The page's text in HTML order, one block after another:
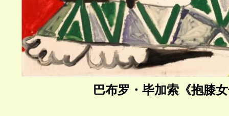
巴布罗・毕加索《抱膝